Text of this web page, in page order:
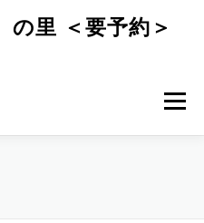
の里 ＜要予約＞
メニュー